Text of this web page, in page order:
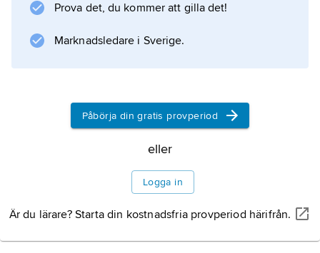
hästdjur
Information om artikeln
Prova det, du kommer att gilla det!
Marknadsledare i Sverige.
Påbörja din gratis provperiod
eller
Logga in
Är du lärare? Starta din kostnadsfria provperiod härifrån.